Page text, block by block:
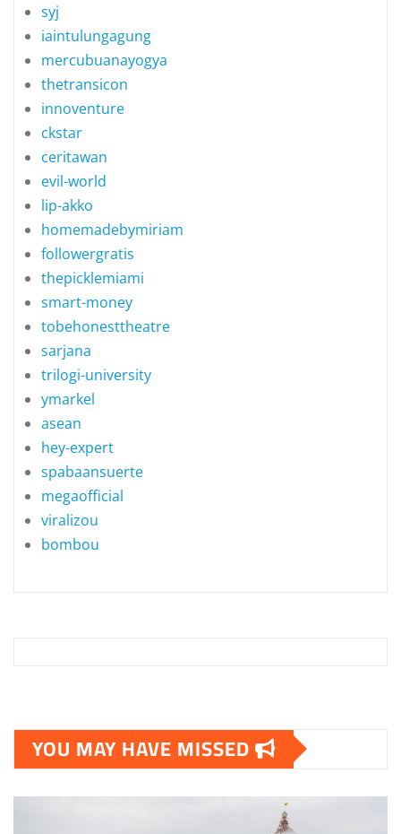
syj
iaintulungagung
mercubuanayogya
thetransicon
innoventure
ckstar
ceritawan
evil-world
lip-akko
homemadebymiriam
followergratis
thepicklemiami
smart-money
tobehonesttheatre
sarjana
trilogi-university
ymarkel
asean
hey-expert
spabaansuerte
megaofficial
viralizou
bombou
YOU MAY HAVE MISSED